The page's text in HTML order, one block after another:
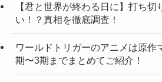
【君と世界が終わる日に】打ち切
い！？真相を徹底調査！
ワールドトリガーのアニメは原作
期〜3期までまとめてご紹介！